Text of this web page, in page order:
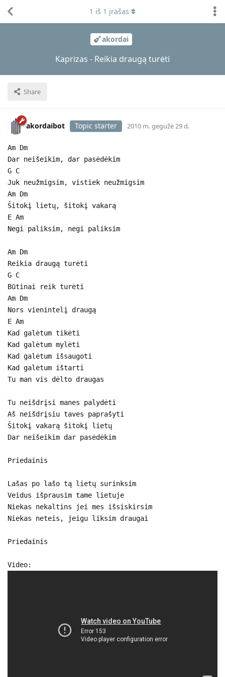
akordai
Kaprizas - Reikia draugą turėti
Share
1 iš 1 įrašas
akordaibot Topic starter 2010 m. gegužė 29 d.
Am Dm
Dar neišeikim, dar pasėdėkim
G C
Juk neužmigsim, vistiek neužmigsim
Am Dm
Šitokį lietų, šitokį vakarą
E Am
Negi paliksim, negi paliksim
Am Dm
Reikia draugą turėti
G C
Būtinai reik turėti
Am Dm
Nors vienintelį draugą
E Am
Kad galėtum tikėti
Kad galėtum mylėti
Kad galėtum išsaugoti
Kad galėtum ištarti
Tu man vis dėlto draugas
Tu neišdrįsi manes palydėti
Aš neišdrįsiu taves paprašyti
Šitokį vakarą šitokį lietų
Dar neišeikim dar pasėdėkim
Priedainis
Lašas po lašo tą lietų surinksim
Veidus išprausim tame lietuje
Niekas nekaltins jei mes išsiskirsim
Niekas neteis, jeigu liksim draugai
Priedainis
Video: